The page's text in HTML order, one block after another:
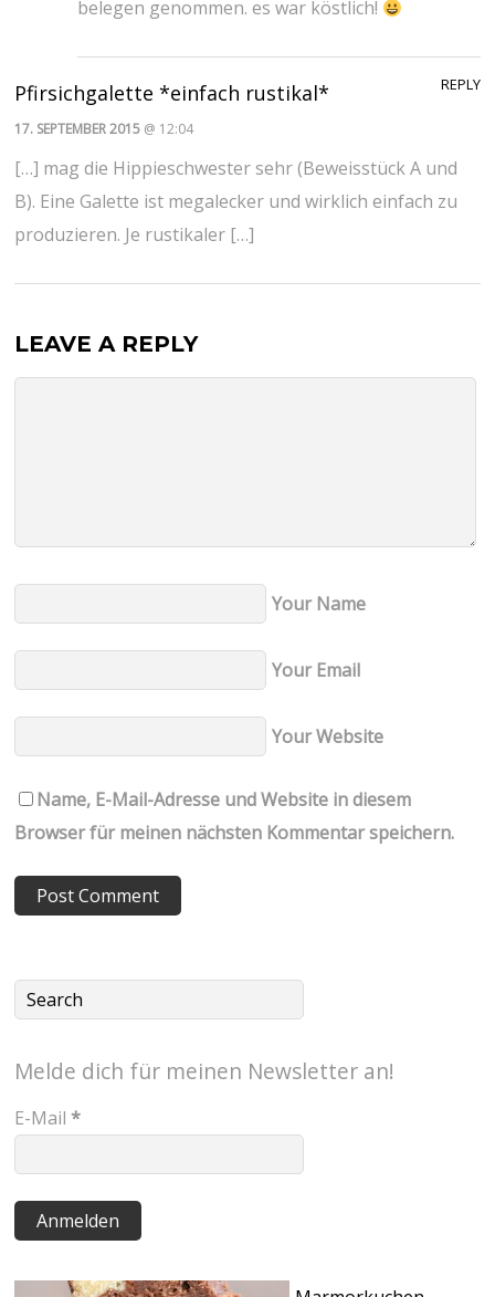
belegen genommen. es war köstlich!
Pfirsichgalette *einfach rustikal*
17. SEPTEMBER 2015 @ 12:04
[…] mag die Hippieschwester sehr (Beweisstück A und
B). Eine Galette ist megalecker und wirklich einfach zu
produzieren. Je rustikaler […]
REPLY
LEAVE A REPLY
Your Name
Your Email
Your Website
Name, E-Mail-Adresse und Website in diesem
Browser für meinen nächsten Kommentar speichern.
Melde dich für meinen Newsletter an!
E-Mail *